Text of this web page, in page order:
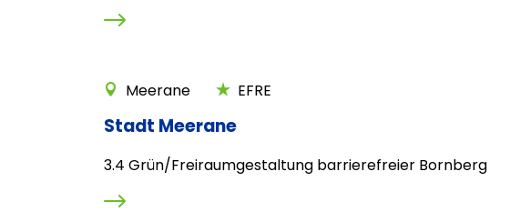
Meerane EFRE
Stadt Meerane
3.4 Grün/Freiraumgestaltung barrierefreier Bornberg